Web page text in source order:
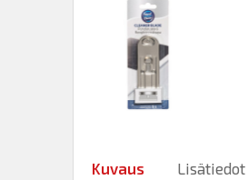
Kuvaus Lisätiedot